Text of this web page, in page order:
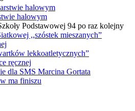
halowym
Podstawowej 94 po raz kolejny
,,szóstek mieszanych”
lekkoatletycznych”
ręcznej
dla SMS Marcina Gortata
ma finiszu